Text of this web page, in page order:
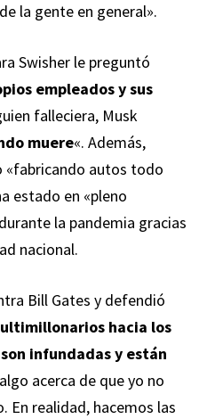
la gente en general».
Swisher le preguntó
empleados y sus
falleciera, Musk
muere«. Además,
«fabricando autos todo
estado en «pleno
la pandemia gracias
nacional.
Bill Gates y defendió
hacia los
infundadas y están
acerca de que yo no
En realidad, hacemos las